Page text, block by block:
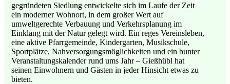
gegründeten Siedlung entwickelte sich im Laufe der Zeit
ein moderner Wohnort, in dem großer Wert auf
umweltgerechte Verbauung und Verkehrsplanung im
Einklang mit der Natur gelegt wird. Ein reges Vereinsleben,
eine aktive Pfarrgemeinde, Kindergarten, Musikschule,
Sportplätze, Nahversorgungsmöglichkeiten und ein bunter
Veranstaltungskalender rund ums Jahr – Gießhübl hat
seinen Einwohnern und Gästen in jeder Hinsicht etwas zu
bieten.